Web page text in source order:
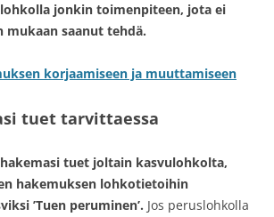
jonkin toimenpiteen, jota ei
mukaan saanut tehdä.
korjaamiseen ja muuttamiseen
tuet tarvittaessa
tuet joltain kasvulohkolta,
hakemuksen lohkotietoihin
’Tuen peruminen’. Jos peruslohkolla